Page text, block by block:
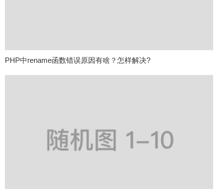
PHP中rename函数错误原因有啥？怎样解决?